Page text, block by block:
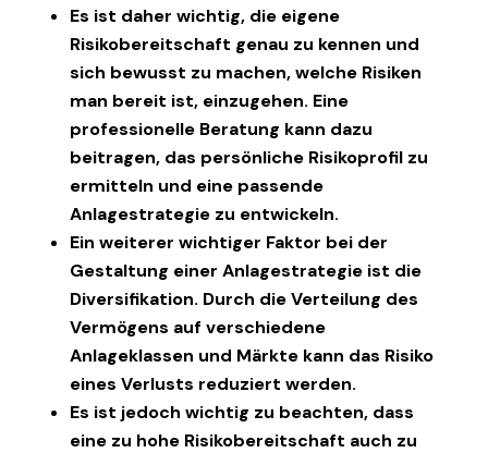
Es ist daher wichtig, die eigene
Risikobereitschaft genau zu kennen und
sich bewusst zu machen, welche Risiken
man bereit ist, einzugehen. Eine
professionelle Beratung kann dazu
beitragen, das persönliche Risikoprofil zu
ermitteln und eine passende
Anlagestrategie zu entwickeln.
Ein weiterer wichtiger Faktor bei der
Gestaltung einer Anlagestrategie ist die
Diversifikation. Durch die Verteilung des
Vermögens auf verschiedene
Anlageklassen und Märkte kann das Risiko
eines Verlusts reduziert werden.
Es ist jedoch wichtig zu beachten, dass
eine zu hohe Risikobereitschaft auch zu